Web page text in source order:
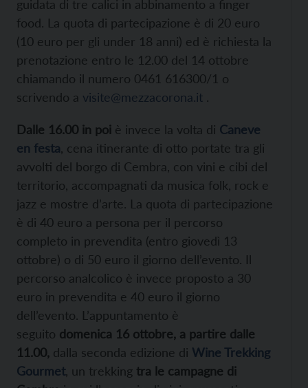
guidata di tre calici in abbinamento a finger
food. La quota di partecipazione è di 20 euro
(10 euro per gli under 18 anni) ed è richiesta la
prenotazione entro le 12.00 del 14 ottobre
chiamando il numero 0461 616300/1 o
scrivendo a visite@mezzacorona.it .
Dalle 16.00 in poi è invece la volta di Caneve
en festa , cena itinerante di otto portate tra gli
avvolti del borgo di Cembra, con vini e cibi del
territorio, accompagnati da musica folk, rock e
jazz e mostre d’arte. La quota di partecipazione
è di 40 euro a persona per il percorso
completo in prevendita (entro giovedì 13
ottobre) o di 50 euro il giorno dell’evento. Il
percorso analcolico è invece proposto a 30
euro in prevendita e 40 euro il giorno
dell’evento. L’appuntamento è
seguito domenica 16 ottobre, a partire dalle
11.00, dalla seconda edizione di Wine Trekking
Gourmet, un trekking tra le campagne di